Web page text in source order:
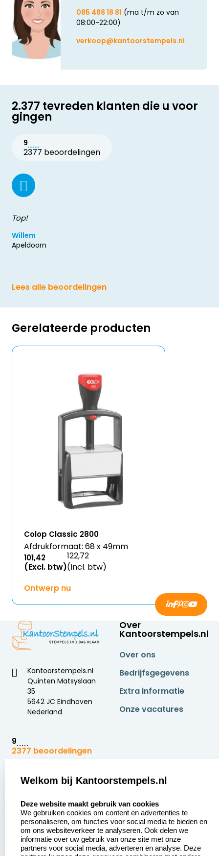
085 488 18 81 (ma t/m zo van
08:00-22:00)
verkoop@kantoorstempels.nl
2.377 tevreden klanten die u voor
gingen
9
2377 beoordelingen
Top!
Willem
Apeldoorn
Lees alle beoordelingen
Gerelateerde producten
Colop Classic 2800
Afdrukformaat: 68 x 49mm
101,42
(Excl. btw)
122,72
(Incl. btw)
Ontwerp nu
Kantoorstempels.nl
Quinten Matsyslaan
35
5642 JC Eindhoven
Nederland
9
2377 beoordelingen
Over
Kantoorstempels.nl
Over ons
Bedrijfsgegevens
Extra informatie
Onze vacatures
Zakelijk:
Aanvraag op maat
Betaling &
Verzending
Wederverkoper
Klantenservice:
Contact opnemen
Veel gestelde vragen
Retourneren
Welkom bij Kantoorstempels.nl
Deze website maakt gebruik van cookies
We gebruiken cookies om content en advertenties te
personaliseren, om functies voor social media te bieden en
om ons websiteverkeer te analyseren. Ook delen we
informatie over uw gebruik van onze site met onze
partners voor social media, adverteren en analyse. Deze